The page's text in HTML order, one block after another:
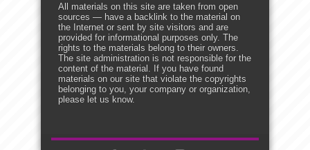
All materials on this site are taken from open
sources — have a backlink to the material on
the Internet or sent by site visitors and are
provided for informational purposes only. The
rights to the materials belong to their owners.
The site administration is not responsible for the
content of the material. If you have found
materials on our site that violate the copyrights
belonging to you, your company or organization,
please let us know.